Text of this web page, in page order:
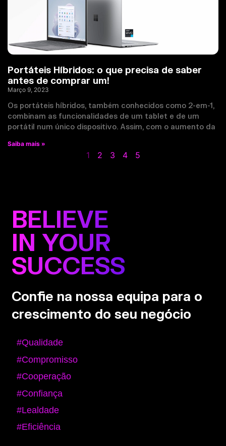
Portáteis Híbridos: o que precisa de saber
antes de comprar um!
Março 9, 2023
Os portáteis híbridos, também conhecidos como 2-em-1,
combinam as funcionalidades de um tablet e de um
portátil num único dispositivo. Assim, com o aumento da
Saiba mais »
1 2 3 4 5
BELIEVE
IN YOUR
SUCCESS
Confie na nossa equipa para o
crescimento do seu negócio
#Qualidade
#Compromisso
#Cooperação
#Confiança
#Lealdade
#Eficiência